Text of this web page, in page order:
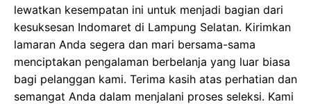
lewatkan kesempatan ini untuk menjadi bagian dari
kesuksesan Indomaret di Lampung Selatan. Kirimkan
lamaran Anda segera dan mari bersama-sama
menciptakan pengalaman berbelanja yang luar biasa
bagi pelanggan kami. Terima kasih atas perhatian dan
semangat Anda dalam menjalani proses seleksi. Kami